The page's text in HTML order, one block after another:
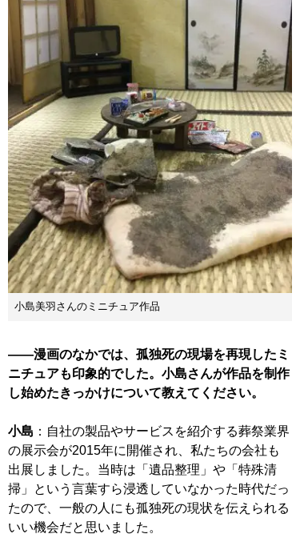
小島美羽さんのミニチュア作品
――漫画のなかでは、孤独死の現場を再現したミ
ニチュアも印象的でした。小島さんが作品を制作
し始めたきっかけについて教えてください。
小島 ：自社の製品やサービスを紹介する葬祭業界
の展示会が2015年に開催され、私たちの会社も
出展しました。当時は「遺品整理」や「特殊清
掃」という言葉すら浸透していなかった時代だっ
たので、一般の人にも孤独死の現状を伝えられる
いい機会だと思いました。